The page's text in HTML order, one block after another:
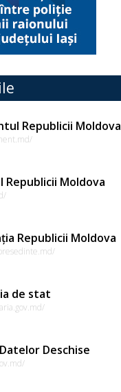
Republicii Moldova
Republicii Moldova
Republicii Moldova
de stat
Deschise